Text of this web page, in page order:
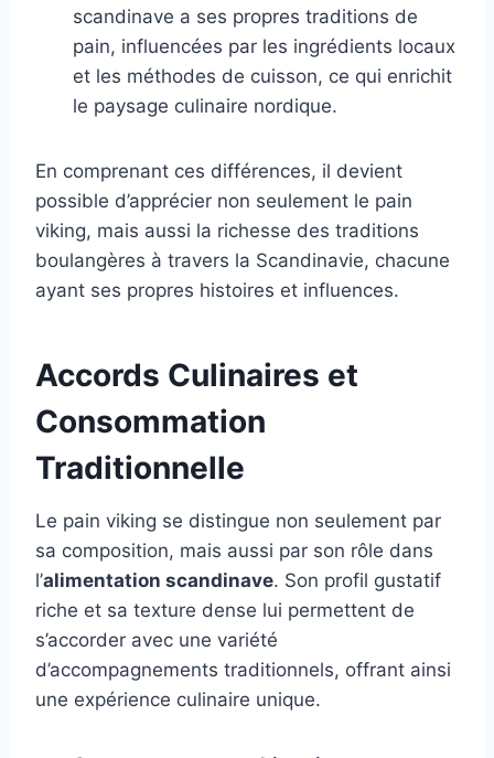
scandinave a ses propres traditions de
pain, influencées par les ingrédients locaux
et les méthodes de cuisson, ce qui enrichit
le paysage culinaire nordique.
En comprenant ces différences, il devient
possible d’apprécier non seulement le pain
viking, mais aussi la richesse des traditions
boulangères à travers la Scandinavie, chacune
ayant ses propres histoires et influences.
Accords Culinaires et
Consommation
Traditionnelle
Le pain viking se distingue non seulement par
sa composition, mais aussi par son rôle dans
l’alimentation scandinave. Son profil gustatif
riche et sa texture dense lui permettent de
s’accorder avec une variété
d’accompagnements traditionnels, offrant ainsi
une expérience culinaire unique.